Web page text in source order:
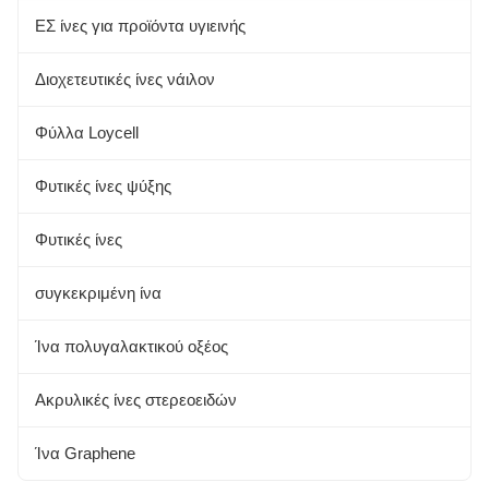
Πρωτεϊνική ίνα σόγιας
Αλόη
Αλγινική ίνα
Φυτικές ίνες
Ινες μπαμπού
ΕΣ ίνες για προϊόντα υγιεινής
Διοχετευτικές ίνες νάιλον
Φύλλα Loycell
Φυτικές ίνες ψύξης
Φυτικές ίνες
συγκεκριμένη ίνα
Ίνα πολυγαλακτικού οξέος
Ακρυλικές ίνες στερεοειδών
Ίνα Graphene